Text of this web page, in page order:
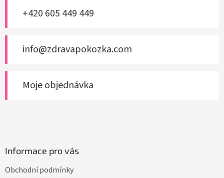
+420 605 449 449
info@zdravapokozka.com
Moje objednávka
Informace pro vás
Obchodní podmínky